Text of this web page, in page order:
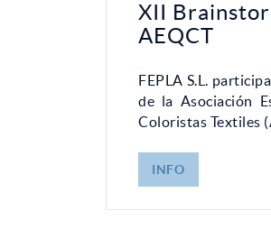
XII
AEQCT
FEPLA S.L.
de la Asociación
Coloristas Textiles
INFO